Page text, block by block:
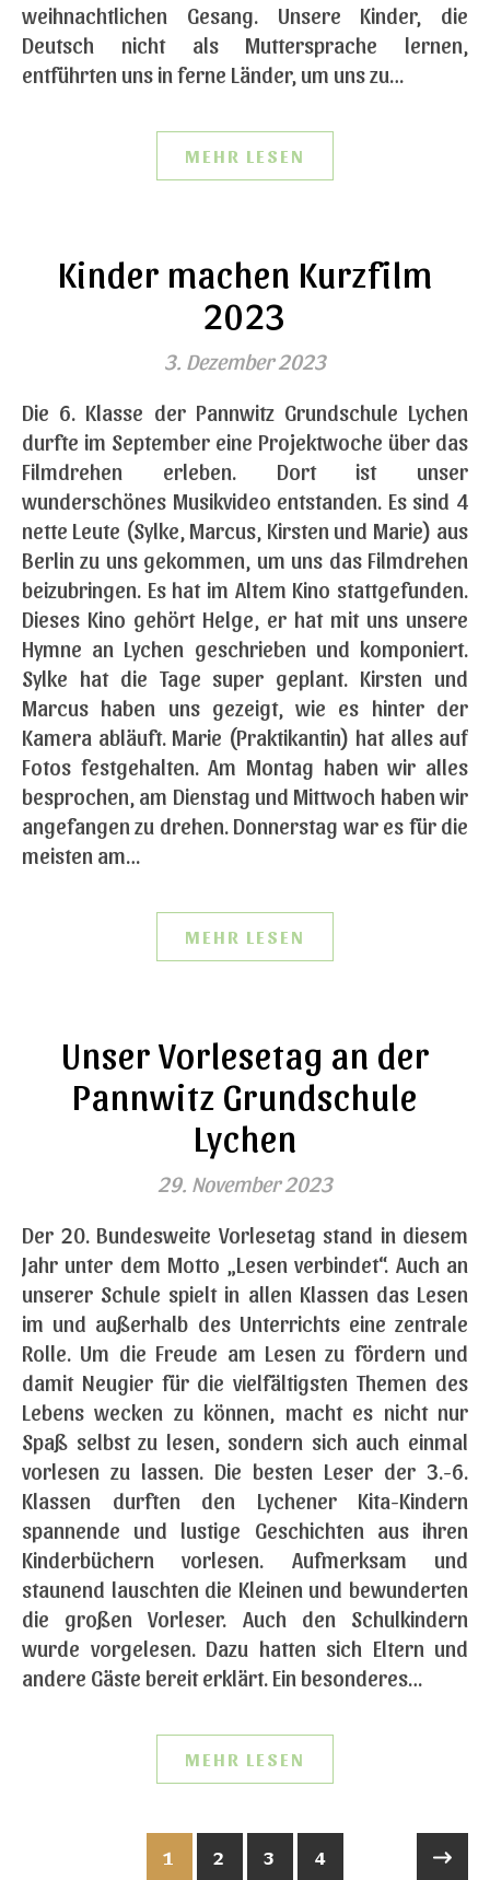
weihnachtlichen Gesang. Unsere Kinder, die
Deutsch nicht als Muttersprache lernen,
entführten uns in ferne Länder, um uns zu…
MEHR LESEN
Kinder machen Kurzfilm
2023
3. Dezember 2023
Die 6. Klasse der Pannwitz Grundschule Lychen
durfte im September eine Projektwoche über das
Filmdrehen erleben. Dort ist unser
wunderschönes Musikvideo entstanden. Es sind 4
nette Leute (Sylke, Marcus, Kirsten und Marie) aus
Berlin zu uns gekommen, um uns das Filmdrehen
beizubringen. Es hat im Altem Kino stattgefunden.
Dieses Kino gehört Helge, er hat mit uns unsere
Hymne an Lychen geschrieben und komponiert.
Sylke hat die Tage super geplant. Kirsten und
Marcus haben uns gezeigt, wie es hinter der
Kamera abläuft. Marie (Praktikantin) hat alles auf
Fotos festgehalten. Am Montag haben wir alles
besprochen, am Dienstag und Mittwoch haben wir
angefangen zu drehen. Donnerstag war es für die
meisten am…
MEHR LESEN
Unser Vorlesetag an der
Pannwitz Grundschule
Lychen
29. November 2023
Der 20. Bundesweite Vorlesetag stand in diesem
Jahr unter dem Motto „Lesen verbindet“. Auch an
unserer Schule spielt in allen Klassen das Lesen
im und außerhalb des Unterrichts eine zentrale
Rolle. Um die Freude am Lesen zu fördern und
damit Neugier für die vielfältigsten Themen des
Lebens wecken zu können, macht es nicht nur
Spaß selbst zu lesen, sondern sich auch einmal
vorlesen zu lassen. Die besten Leser der 3.-6.
Klassen durften den Lychener Kita-Kindern
spannende und lustige Geschichten aus ihren
Kinderbüchern vorlesen. Aufmerksam und
staunend lauschten die Kleinen und bewunderten
die großen Vorleser. Auch den Schulkindern
wurde vorgelesen. Dazu hatten sich Eltern und
andere Gäste bereit erklärt. Ein besonderes…
MEHR LESEN
1 2 3 4